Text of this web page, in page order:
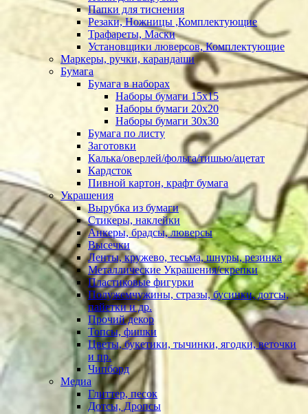
Папки для тиснения
Резаки, Ножницы ,Комплектующие
Трафареты, Маски
Установщики люверсов, Комплектующие
Маркеры, ручки, карандаши
Бумага
Бумага в наборах
Наборы бумаги 15х15
Наборы бумаги 20х20
Наборы бумаги 30х30
Бумага по листу
Заготовки
Калька/оверлей/фольга/тишью/ацетат
Кардсток
Пивной картон, крафт бумага
Украшения
Вырубка из бумаги
Стикеры, наклейки
Анкеры, брадсы, люверсы
Высечки
Ленты, кружево, тесьма, шнуры, резинка
Металлические Украшения/скрепки
Пластиковые фигурки
Полужемчужины, стразы, бусинки, дотсы,
пайетки и др.
Прочий декор
Топсы, фишки
Цветы, букетики, тычинки, ягодки, веточки
и пр.
Чипборд
Медиа
Глиттер, песок
Дотсы, Дропсы